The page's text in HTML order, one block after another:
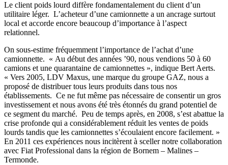
Le client poids lourd diffère fondamentalement du client d’un
utilitaire léger. L’acheteur d’une camionnette a un ancrage surtout
local et accorde encore beaucoup d’importance à l’aspect
relationnel.
On sous-estime fréquemment l’importance de l’achat d’une
camionnette. « Au début des années ’90, nous vendions 50 à 60
camions et une quarantaine de camionnettes », indique Bert Aerts.
« Vers 2005, LDV Maxus, une marque du groupe GAZ, nous a
proposé de distribuer tous leurs produits dans tous nos
établissements. Ce ne fut même pas nécessaire de consentir un gros
investissement et nous avons été très étonnés du grand potentiel de
ce segment du marché. Peu de temps après, en 2008, s’est abattue la
crise profonde qui a considérablement réduit les ventes de poids
lourds tandis que les camionnettes s’écoulaient encore facilement. »
En 2011 ces expériences nous incitèrent à sceller notre collaboration
avec Fiat Professional dans la région de Bornem – Malines –
Termonde.